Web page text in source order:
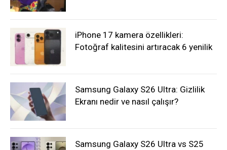
iPhone 17 kamera özellikleri:
Fotoğraf kalitesini artıracak 6 yenilik
Samsung Galaxy S26 Ultra: Gizlilik
Ekranı nedir ve nasıl çalışır?
Samsung Galaxy S26 Ultra vs S25